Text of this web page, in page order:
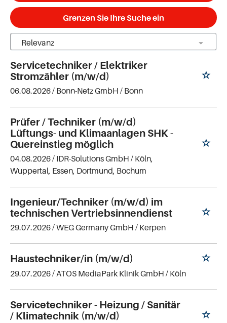
Grenzen Sie Ihre Suche ein
Servicetechniker / Elektriker
Stromzähler (m/w/d)
06.08.2026 / Bonn-Netz GmbH / Bonn
Prüfer / Techniker (m/w/d)
Lüftungs- und Klimaanlagen SHK -
Quereinstieg möglich
04.08.2026 / IDR-Solutions GmbH / Köln,
Wuppertal, Essen, Dortmund, Bochum
Ingenieur/Techniker (m/w/d) im
technischen Vertriebsinnendienst
29.07.2026 /WEG Germany GmbH / Kerpen
Haustechniker/in (m/w/d)
29.07.2026 /ATOS MediaPark Klinik GmbH / Köln
Servicetechniker - Heizung / Sanitär
/ Klimatechnik (m/w/d)